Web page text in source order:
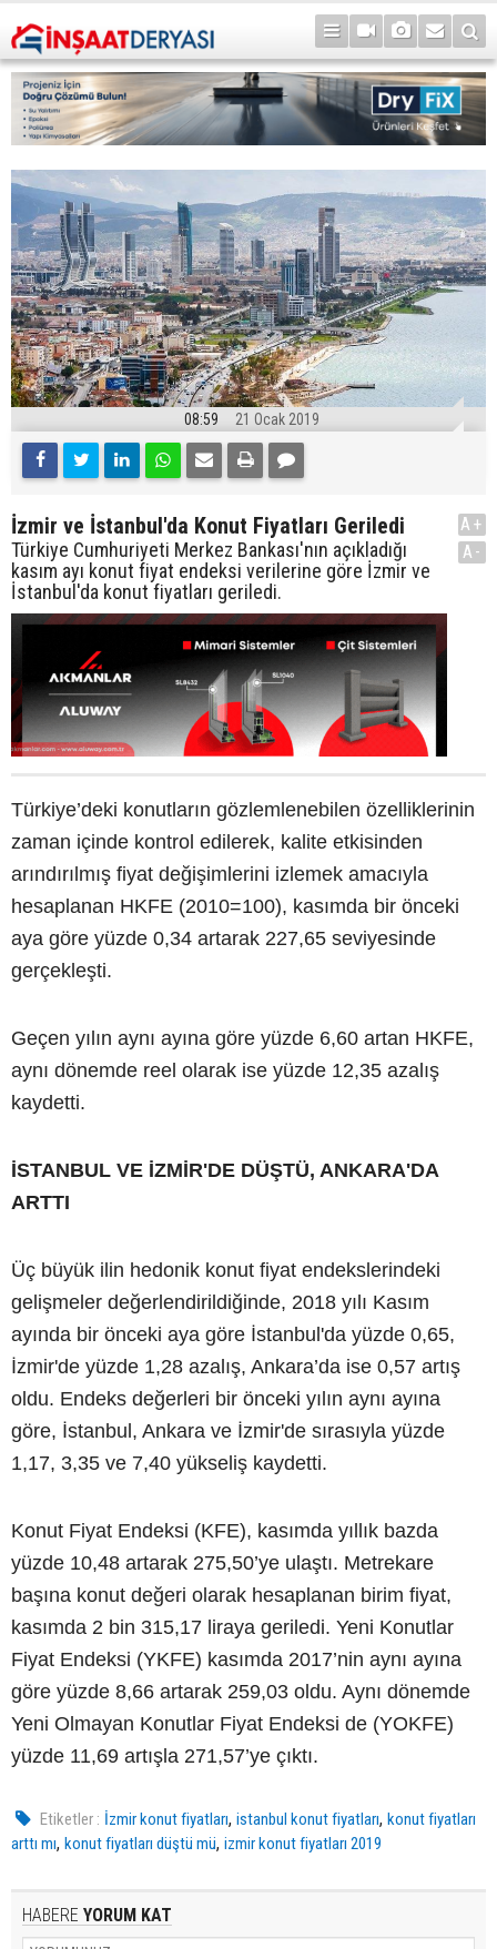
08:59 21 Ocak 2019
İzmir ve İstanbul'da Konut Fiyatları Geriledi
Türkiye Cumhuriyeti Merkez Bankası'nın açıkladığı
kasım ayı konut fiyat endeksi verilerine göre İzmir ve
İstanbul'da konut fiyatları geriledi.
A+
A-
Türkiye’deki konutların gözlemlenebilen özelliklerinin
zaman içinde kontrol edilerek, kalite etkisinden
arındırılmış fiyat değişimlerini izlemek amacıyla
hesaplanan HKFE (2010=100), kasımda bir önceki
aya göre yüzde 0,34 artarak 227,65 seviyesinde
gerçekleşti.
Geçen yılın aynı ayına göre yüzde 6,60 artan HKFE,
aynı dönemde reel olarak ise yüzde 12,35 azalış
kaydetti.
İSTANBUL VE İZMİR'DE DÜŞTÜ, ANKARA'DA
ARTTI
Üç büyük ilin hedonik konut fiyat endekslerindeki
gelişmeler değerlendirildiğinde, 2018 yılı Kasım
ayında bir önceki aya göre İstanbul'da yüzde 0,65,
İzmir'de yüzde 1,28 azalış, Ankara’da ise 0,57 artış
oldu. Endeks değerleri bir önceki yılın aynı ayına
göre, İstanbul, Ankara ve İzmir'de sırasıyla yüzde
1,17, 3,35 ve 7,40 yükseliş kaydetti.
Konut Fiyat Endeksi (KFE), kasımda yıllık bazda
yüzde 10,48 artarak 275,50’ye ulaştı. Metrekare
başına konut değeri olarak hesaplanan birim fiyat,
kasımda 2 bin 315,17 liraya geriledi. Yeni Konutlar
Fiyat Endeksi (YKFE) kasımda 2017’nin aynı ayına
göre yüzde 8,66 artarak 259,03 oldu. Aynı dönemde
Yeni Olmayan Konutlar Fiyat Endeksi de (YOKFE)
yüzde 11,69 artışla 271,57’ye çıktı.
Etiketler : İzmir konut fiyatları,istanbul konut fiyatları,konut fiyatları
arttı mı, konut fiyatları düştü mü, izmir konut fiyatları 2019
HABERE YORUM KAT